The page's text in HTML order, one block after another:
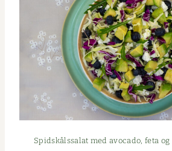
Spid­skålssalat med avo­ca­do, feta